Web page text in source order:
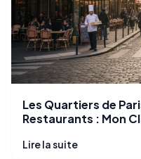
Les Quartiers de
Restaurants : Mon
Lire la suite